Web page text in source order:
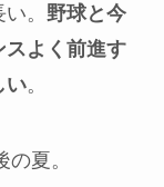
。 野球と今
スよく前進す
い。
夏。